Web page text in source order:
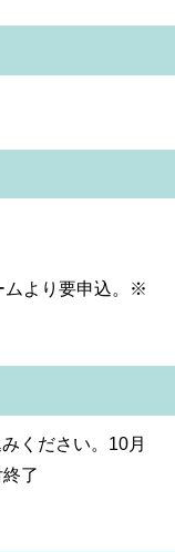
ムより要申込。※
ください。10月
了